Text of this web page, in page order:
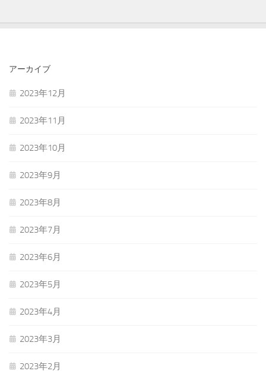
アーカイブ
2023年12月
2023年11月
2023年10月
2023年9月
2023年8月
2023年7月
2023年6月
2023年5月
2023年4月
2023年3月
2023年2月